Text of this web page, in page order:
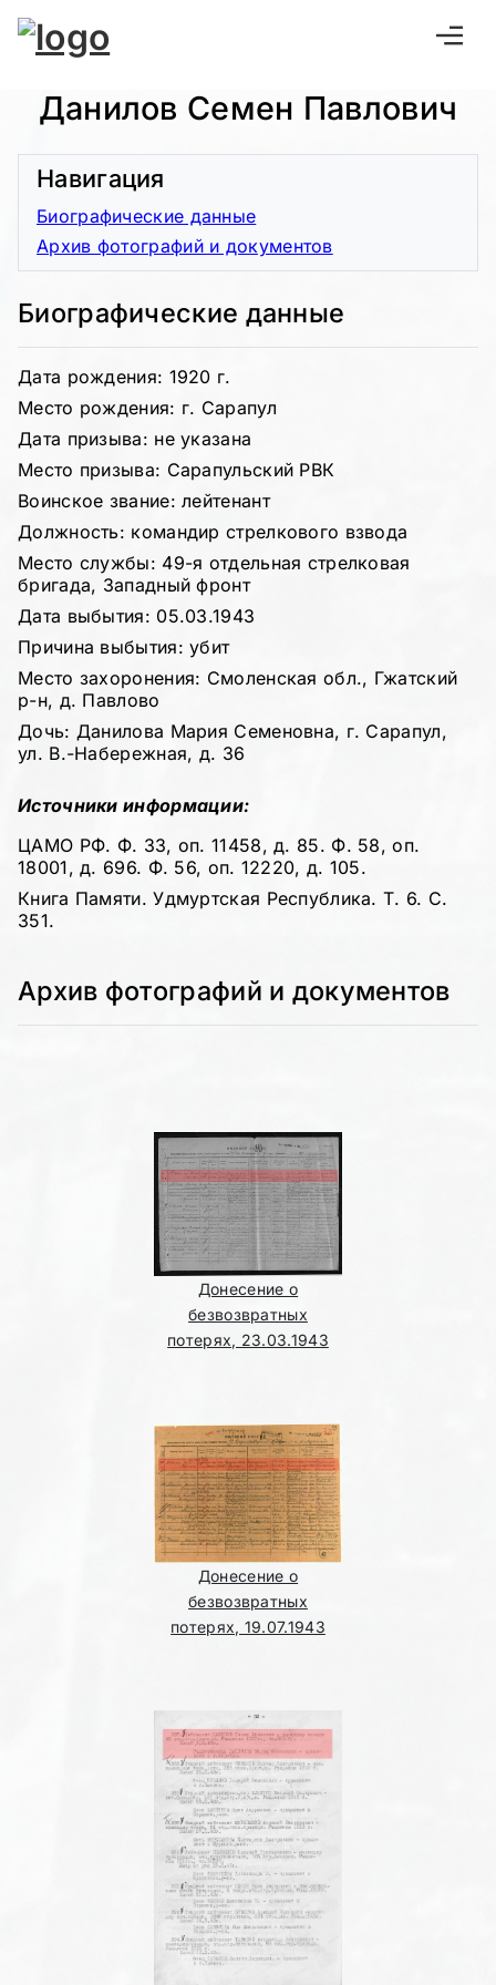
Данилов Семен Павлович
Биографические данные
Дата рождения: 1920 г.
Место рождения: г. Сарапул
Дата призыва: не указана
Место призыва: Сарапульский РВК
Воинское звание: лейтенант
Должность: командир стрелкового взвода
Место службы: 49-я отдельная стрелковая
бригада, Западный фронт
Дата выбытия: 05.03.1943
Причина выбытия: убит
Место захоронения: Смоленская обл., Гжатский
р-н, д. Павлово
Дочь: Данилова Мария Семеновна, г. Сарапул,
ул. В.-Набережная, д. 36
Источники информации:
ЦАМО РФ. Ф. 33, оп. 11458, д. 85. Ф. 58, оп.
18001, д. 696. Ф. 56, оп. 12220, д. 105.
Книга Памяти. Удмуртская Республика. Т. 6. С.
351.
Навигация
Биографические данные
Архив фотографий и документов
Архив фотографий и документов
Донесение о
безвозвратных
потерях, 23.03.1943
Донесение о
безвозвратных
потерях, 19.07.1943